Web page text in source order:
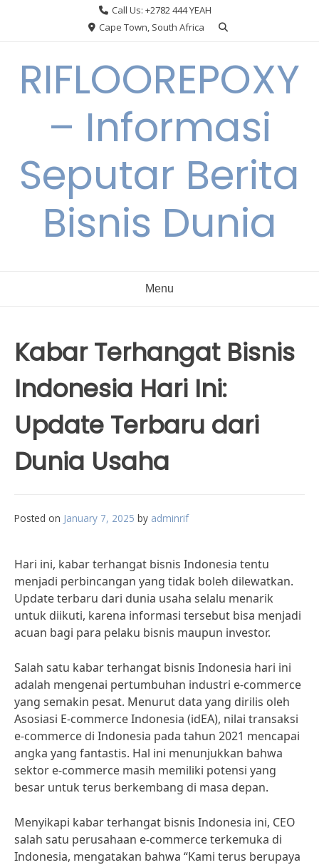
Call Us: +2782 444 YEAH
Cape Town, South Africa
RIFLOOREPOXY
– Informasi
Seputar Berita
Bisnis Dunia
Menu
Kabar Terhangat Bisnis
Indonesia Hari Ini:
Update Terbaru dari
Dunia Usaha
Posted on January 7, 2025 by adminrif
Hari ini, kabar terhangat bisnis Indonesia tentu
menjadi perbincangan yang tidak boleh dilewatkan.
Update terbaru dari dunia usaha selalu menarik
untuk diikuti, karena informasi tersebut bisa menjadi
acuan bagi para pelaku bisnis maupun investor.
Salah satu kabar terhangat bisnis Indonesia hari ini
adalah mengenai pertumbuhan industri e-commerce
yang semakin pesat. Menurut data yang dirilis oleh
Asosiasi E-commerce Indonesia (idEA), nilai transaksi
e-commerce di Indonesia pada tahun 2021 mencapai
angka yang fantastis. Hal ini menunjukkan bahwa
sektor e-commerce masih memiliki potensi yang
besar untuk terus berkembang di masa depan.
Menyikapi kabar terhangat bisnis Indonesia ini, CEO
salah satu perusahaan e-commerce terkemuka di
Indonesia, mengatakan bahwa “Kami terus berupaya